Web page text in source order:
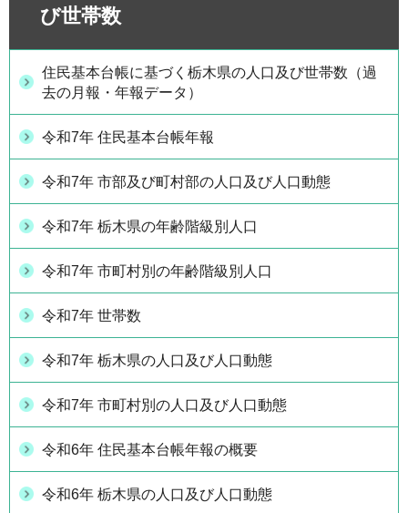
び世帯数
住民基本台帳に基づく栃木県の人口及び世帯数（過
去の月報・年報データ）
令和7年 住民基本台帳年報
令和7年 市部及び町村部の人口及び人口動態
令和7年 栃木県の年齢階級別人口
令和7年 市町村別の年齢階級別人口
令和7年 世帯数
令和7年 栃木県の人口及び人口動態
令和7年 市町村別の人口及び人口動態
令和6年 住民基本台帳年報の概要
令和6年 栃木県の人口及び人口動態